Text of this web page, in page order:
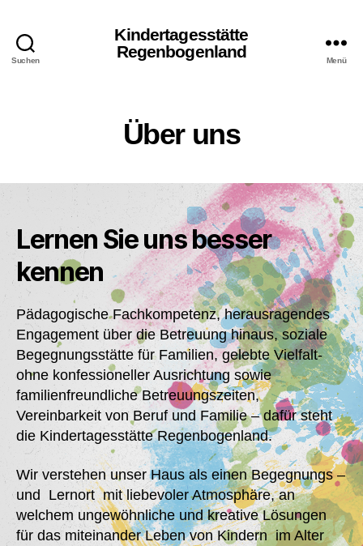
Suchen
Kindertagesstätte
Regenbogenland
Menü
Über uns
Lernen Sie uns besser
kennen
Pädagogische Fachkompetenz, herausragendes
Engagement über die Betreuung hinaus, soziale
Begegnungsstätte für Familien, gelebte Vielfalt-
ohne konfessioneller Ausrichtung sowie
familienfreundliche Betreuungszeiten,
Vereinbarkeit von Beruf und Familie – dafür steht
die Kindertagesstätte Regenbogenland.
Wir verstehen unser Haus als einen Begegnungs –
und Lernort mit liebevoler Atmosphäre, an
welchem ungewöhnliche und kreative Lösungen
für das miteinander Leben von Kindern im Alter